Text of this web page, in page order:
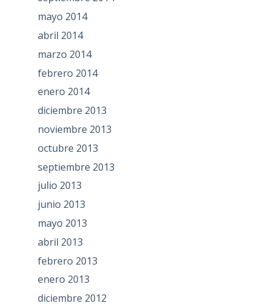
mayo 2014
abril 2014
marzo 2014
febrero 2014
enero 2014
diciembre 2013
noviembre 2013
octubre 2013
septiembre 2013
julio 2013
junio 2013
mayo 2013
abril 2013
febrero 2013
enero 2013
diciembre 2012